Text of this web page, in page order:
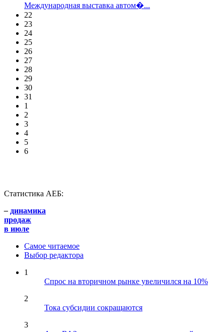
Международная выставка автом�...
22
23
24
25
26
27
28
29
30
31
1
2
3
4
5
6
Статистика АЕБ:
– динамика
продаж
в июле
Самое читаемое
Выбор редактора
1
Спрос на вторичном рынке увеличился на 10%
2
Тока субсидии сокращаются
3